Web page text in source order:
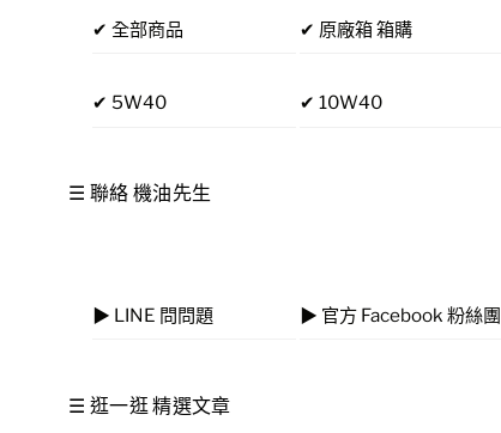
✔ 全部商品 ✔ 原廠箱 箱購
✔ 5W40 ✔ 10W40
☰ 聯絡 機油先生
▶ LINE 問問題 ▶ 官方 Facebook 粉絲團
☰ 逛一逛 精選文章